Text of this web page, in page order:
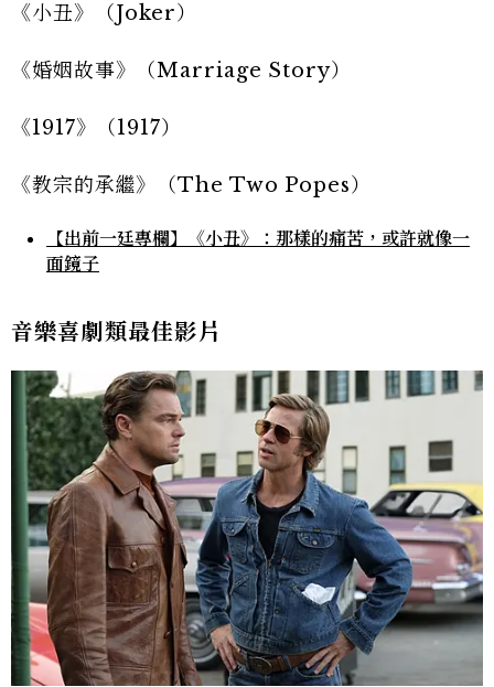
《小丑》（Joker）
《婚姻故事》（Marriage Story）
《1917》（1917）
《教宗的承繼》（The Two Popes）
【出前一廷專欄】《小丑》：那樣的痛苦，或許就像一
面鏡子
音樂喜劇類最佳影片